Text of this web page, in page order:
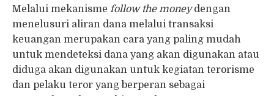
Melalui mekanisme follow the moneydengan
menelusuri aliran dana melalui transaksi
keuangan merupakan cara yang paling mudah
untuk mendeteksi dana yang akan digunakan atau
diduga akan digunakan untuk kegiatan terorisme
dan pelaku teror yang berperan sebagai